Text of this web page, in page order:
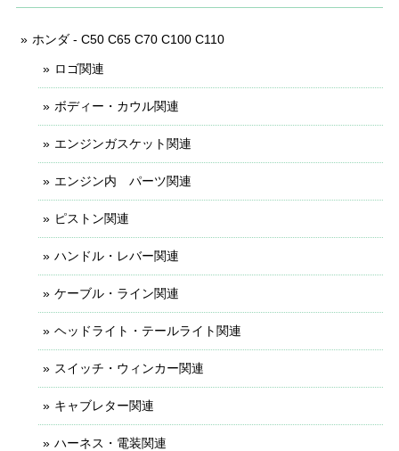
ホンダ - C50 C65 C70 C100 C110
ロゴ関連
ボディー・カウル関連
エンジンガスケット関連
エンジン内 パーツ関連
ピストン関連
ハンドル・レバー関連
ケーブル・ライン関連
ヘッドライト・テールライト関連
スイッチ・ウィンカー関連
キャブレター関連
ハーネス・電装関連